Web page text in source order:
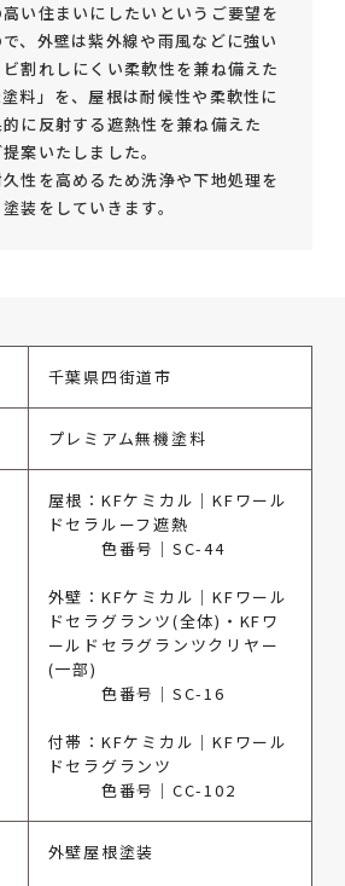
い住まいにしたいというご要望を
、外壁は紫外線や雨風などに強い
割れしにくい柔軟性を兼ね備えた
塗料」を、屋根は耐候性や柔軟性に
に反射する遮熱性を兼ね備えた
案いたしました。
性を高めるため洗浄や下地処理を
装をしていきます。
千葉県四街道市
プレミアム無機塗料
屋根：KFケミカル｜KFワール
ドセラルーフ遮熱
色番号｜SC-44
外壁：KFケミカル｜KFワール
ドセラグランツ(全体)・KFワ
ールドセラグランツクリヤー
(一部)
色番号｜SC-16
付帯：KFケミカル｜KFワール
ドセラグランツ
色番号｜CC-102
外壁屋根塗装